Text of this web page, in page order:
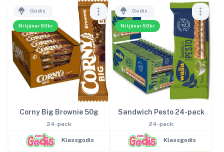
Ni tjänar 50kr
Godis
Corny Big Brownie 50g
24-pack
Klassgodis
Ni tjänar 50kr
Godis
Sandwich Pesto 24-pack
24-pack
Klassgodis